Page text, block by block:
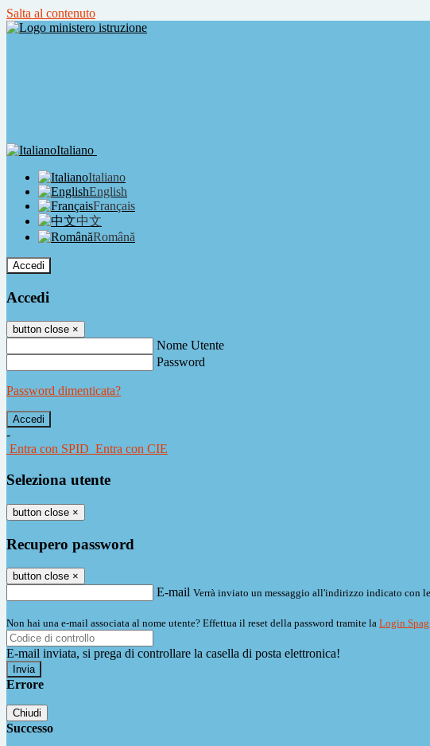
Salta al contenuto
Italiano
Italiano
English
Français
中文
Română
Accedi
Accedi
button close ×
Nome Utente
Password
Password dimenticata?
-
Entra con SPID Entra con CIE
Seleziona utente
button close ×
Recupero password
button close ×
E-mail Verrà inviato un messaggio all'indirizzo indicato con
Non hai una e-mail associata al nome utente? Effettua il reset della password tramite la Login
E-mail inviata, si prega di controllare la casella di posta elettronica!
Errore
Chiudi
Successo